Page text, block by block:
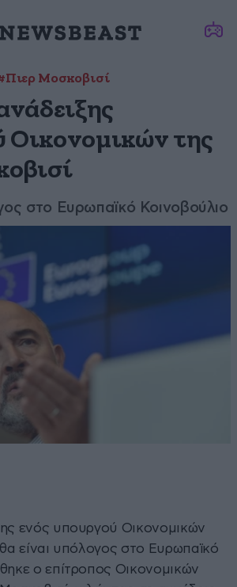
Μοσκοβισί
Οικονομικών της
στο Ευρωπαϊκό Κοινοβούλιο
ενός υπουργού Οικονομικών
είναι υπόλογος στο Ευρωπαϊκό
ο επίτροπος Οικονομικών